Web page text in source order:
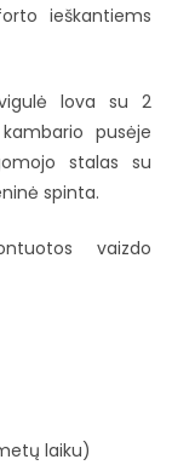
ieškantiems
lova su 2
pusėje
stalas su
spinta.
vaizdo
laiku)